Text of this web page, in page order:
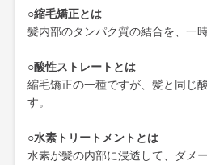
○縮毛矯正とは
髪内部のタンパク質の結合を、一
○酸性ストレートとは
縮毛矯正の一種ですが、髪と同じ
す。
○水素トリートメントとは
水素が髪の内部に浸透して、ダメ